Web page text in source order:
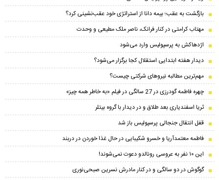
بازگشت به عقب؛ بیمه دانا از استراتژی خود عقب‌نشینی کرد؟
مهتاب کرامتی در کنار فرانک، ناصر ملک مطیعی و وحدت
اژدهاکش به پرسپولیس وارد می‌شود
دیدار هفته ابتدایی استقلال کجا برگزار می‌شود؟
مهم‌ترین مطالبه نیروهای شرکتی چیست؟
چهره فاطمه گودرزی در 27 سالگی در فیلم «به خاطر همه چیز»
ثریا اسفندیاری بعد طلاق و در دیدار با گروه بیتلر
قفل انتقال جنجالی پرسپولیس باز شد
فاطمه معتمدآریا و خسرو شکیبایی در حال غذا خوردن در دربند
این ۱۰ نفر به عروسی رونالدو دعوت نمی‌شوند!
گوگوش در دو سالگی و در کنار مادرش نسرین صبحی‌نوری